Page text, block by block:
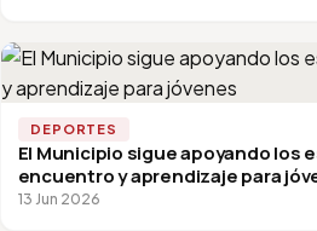
DEPORTES
El Municipio sigue apoyando los
encuentro y aprendizaje para
13 Jun 2026